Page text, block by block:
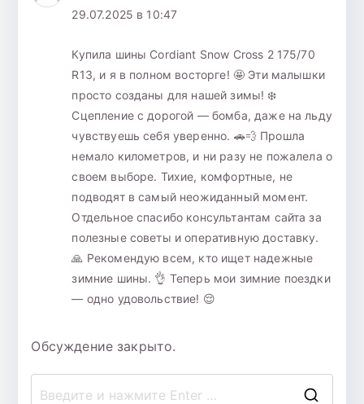
29.07.2025 в 10:47
Купила шины Cordiant Snow Cross 2 175/70
R13, и я в полном восторге! 🤩 Эти малышки
просто созданы для нашей зимы! ❄️
Сцепление с дорогой — бомба, даже на льду
чувствуешь себя уверенно. 🚗💨 Прошла
немало километров, и ни разу не пожалела о
своем выборе. Тихие, комфортные, не
подводят в самый неожиданный момент.
Отдельное спасибо консультантам сайта за
полезные советы и оперативную доставку.
🙏 Рекомендую всем, кто ищет надежные
зимние шины. 👌 Теперь мои зимние поездки
— одно удовольствие! 😌
Обсуждение закрыто.